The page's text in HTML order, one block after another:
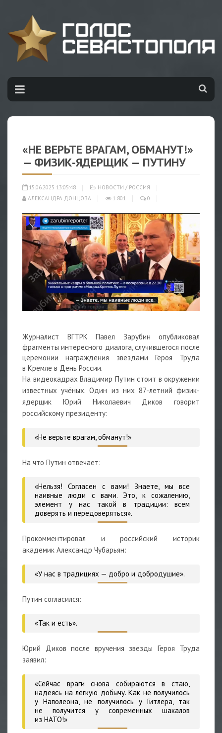
«НЕ ВЕРЬТЕ ВРАГАМ, ОБМАНУТ!»
— ФИЗИК-ЯДЕРЩИК — ПУТИНУ
15.06.2025 13:05:48 НОВОСТИ / РОССИЯ
АЛЕКСАНДРА ДОНЦОВА
1 801 0
Журналист ВГТРК Павел Зарубин опубликовал
фрагменты интересного диалога, случившегося после
церемонии награждения звездами Героя Труда
в Кремле в День России.
На видеокадрах Владимир Путин стоит в окружении
известных учёных. Один из них 87-летний физик-
ядерщик
Юрий Николаевич Диков говорит
российскому президенту:
«Не верьте врагам, обманут!»
На что Путин отвечает:
«Нельзя! Согласен с вами! Знаете, мы все
наивные люди с вами. Это, к сожалению,
элемент у нас такой в традиции: всем
доверять и передоверяться».
Прокомментировал и российский историк
академик Александр Чубарьян:
«У нас в традициях — добро и добродушие».
Путин согласился:
«Так и есть».
Юрий Диков после вручения звезды Героя Труда
заявил:
«Сейчас враги снова собираются в стаю,
надеясь на лёгкую добычу. Как не получилось
у Наполеона, не получилось у Гитлера, так
не получится у современных шакалов
из НАТО!»